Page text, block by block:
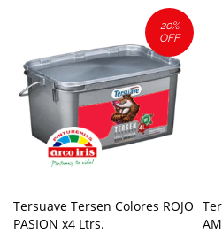
20%
OFF
Tersuave Tersen Colores ROJO
PASION x4 Ltrs.